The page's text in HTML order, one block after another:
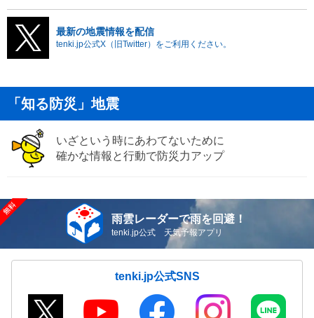
最新の地震情報を配信
tenki.jp公式X（旧Twitter）をご利用ください。
「知る防災」地震
いざという時にあわてないために
確かな情報と行動で防災力アップ
雨雲レーダーで雨を回避！
tenki.jp公式 天気予報アプリ
tenki.jp公式SNS